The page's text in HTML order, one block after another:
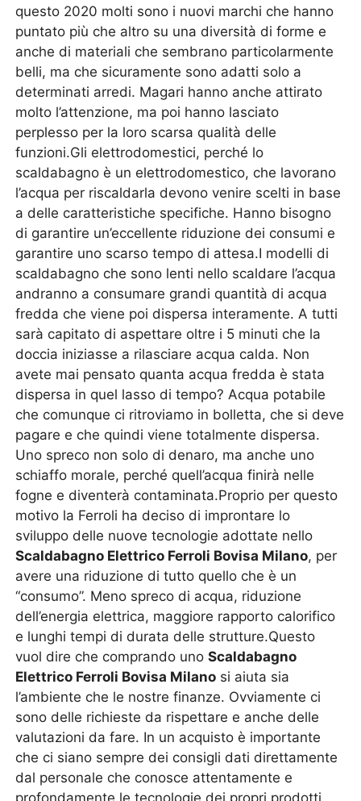
questo 2020 molti sono i nuovi marchi che hanno
puntato più che altro su una diversità di forme e
anche di materiali che sembrano particolarmente
belli, ma che sicuramente sono adatti solo a
determinati arredi. Magari hanno anche attirato
molto l’attenzione, ma poi hanno lasciato
perplesso per la loro scarsa qualità delle
funzioni.Gli elettrodomestici, perché lo
scaldabagno è un elettrodomestico, che lavorano
l’acqua per riscaldarla devono venire scelti in base
a delle caratteristiche specifiche. Hanno bisogno
di garantire un’eccellente riduzione dei consumi e
garantire uno scarso tempo di attesa.I modelli di
scaldabagno che sono lenti nello scaldare l’acqua
andranno a consumare grandi quantità di acqua
fredda che viene poi dispersa interamente. A tutti
sarà capitato di aspettare oltre i 5 minuti che la
doccia iniziasse a rilasciare acqua calda. Non
avete mai pensato quanta acqua fredda è stata
dispersa in quel lasso di tempo? Acqua potabile
che comunque ci ritroviamo in bolletta, che si deve
pagare e che quindi viene totalmente dispersa.
Uno spreco non solo di denaro, ma anche uno
schiaffo morale, perché quell’acqua finirà nelle
fogne e diventerà contaminata.Proprio per questo
motivo la Ferroli ha deciso di improntare lo
sviluppo delle nuove tecnologie adottate nello
Scaldabagno Elettrico Ferroli Bovisa Milano, per
avere una riduzione di tutto quello che è un
“consumo”. Meno spreco di acqua, riduzione
dell’energia elettrica, maggiore rapporto calorifico
e lunghi tempi di durata delle strutture.Questo
vuol dire che comprando unoScaldabagno
Elettrico Ferroli Bovisa Milano si aiuta sia
l’ambiente che le nostre finanze. Ovviamente ci
sono delle richieste da rispettare e anche delle
valutazioni da fare. In un acquisto è importante
che ci siano sempre dei consigli dati direttamente
dal personale che conosce attentamente e
profondamente le tecnologie dei propri prodotti.